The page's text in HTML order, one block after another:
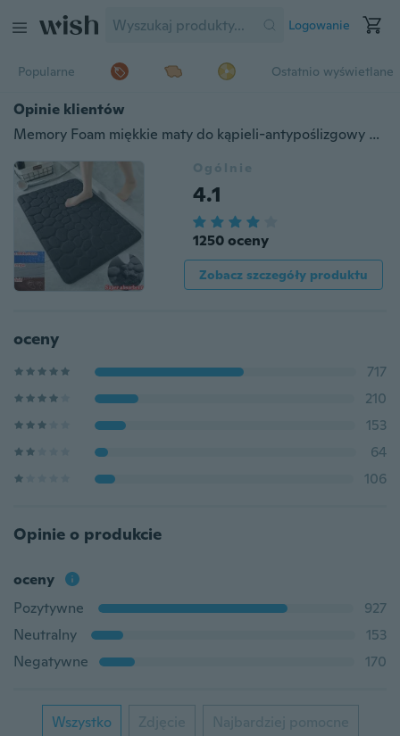
Logowanie
Popularne Ostatnio wyświetlane
Opinie klientów
Memory Foam miękkie maty do kąpieli-antypoślizgowy chłonny zmywalny dywan toaleta mata podłogowa domowa mata do kąpieli koral polar dywan łazienkowy absorpcja wody
Ogólnie
4.1
1250 oceny
Zobacz szczegóły produktu
oceny
717
210
153
64
106
Opinie o produkcie
oceny
Pozytywne
927
Neutralny
153
Negatywne
170
Wszystko Zdjęcie Najbardziej pomocne